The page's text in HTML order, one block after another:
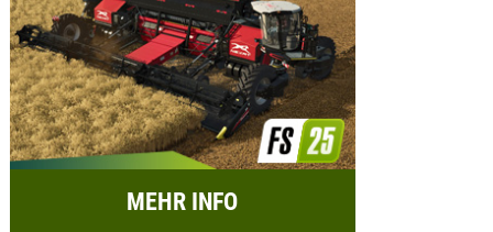
MEHR INFO